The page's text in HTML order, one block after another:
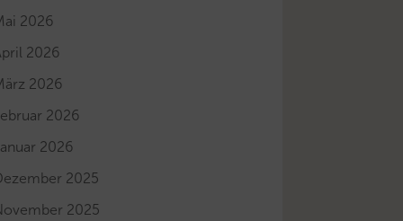
2026
2026
2026
2026
2026
2025
2025